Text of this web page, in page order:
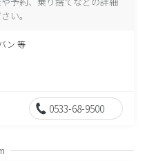
い。
ン 等
0533-68-9500